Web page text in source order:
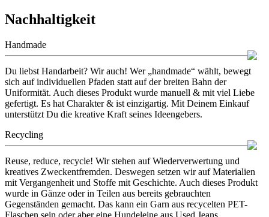
Nachhaltigkeit
Handmade
Du liebst Handarbeit? Wir auch! Wer „handmade“ wählt, bewegt
sich auf individuellen Pfaden statt auf der breiten Bahn der
Uniformität. Auch dieses Produkt wurde manuell & mit viel Liebe
gefertigt. Es hat Charakter & ist einzigartig. Mit Deinem Einkauf
unterstützt Du die kreative Kraft seines Ideengebers.
Recycling
Reuse, reduce, recycle! Wir stehen auf Wiederverwertung und
kreatives Zweckentfremden. Deswegen setzen wir auf Materialien
mit Vergangenheit und Stoffe mit Geschichte. Auch dieses Produkt
wurde in Gänze oder in Teilen aus bereits gebrauchten
Gegenständen gemacht. Das kann ein Garn aus recycelten PET-